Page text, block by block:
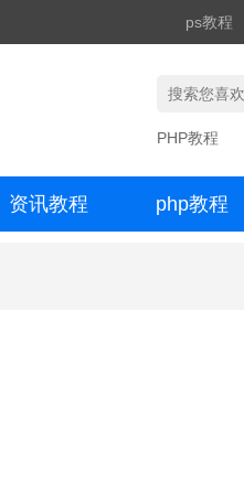
ps教程
PHP教程
资讯教程 php教程